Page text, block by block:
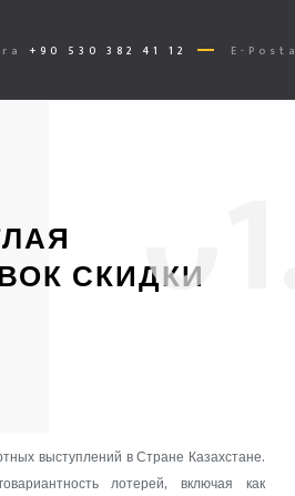
+90 530 382 41 12 E-Posta
СКИДКИ
выступлений в Стране Казахстане.
лотерей, включая как
0